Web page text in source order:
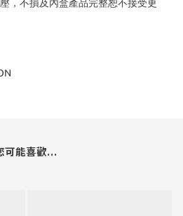
，不損及內盒產品完整恕不接受更
可能喜歡...